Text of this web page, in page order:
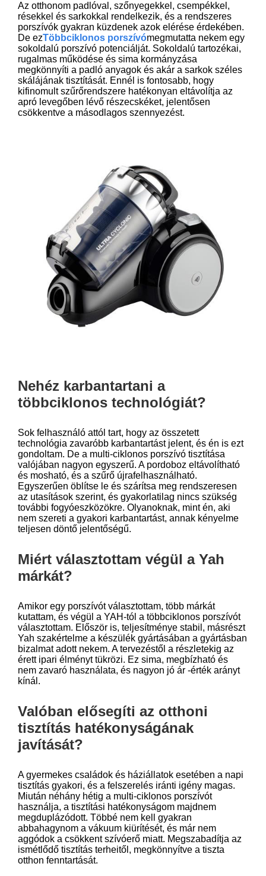
Az otthonom padlóval, szőnyegekkel, csempékkel,
résekkel és sarkokkal rendelkezik, és a rendszeres
porszívók gyakran küzdenek azok elérése érdekében.
De ezTöbbciklonos porszívómegmutatta nekem egy
sokoldalú porszívó potenciálját. Sokoldalú tartozékai,
rugalmas működése és sima kormányzása
megkönnyíti a padló anyagok és akár a sarkok széles
skálájának tisztítását. Ennél is fontosabb, hogy
kifinomult szűrőrendszere hatékonyan eltávolítja az
apró levegőben lévő részecskéket, jelentősen
csökkentve a másodlagos szennyezést.
Nehéz karbantartani a
többciklonos technológiát?
Sok felhasználó attól tart, hogy az összetett
technológia zavaróbb karbantartást jelent, és én is ezt
gondoltam. De a multi-ciklonos porszívó tisztítása
valójában nagyon egyszerű. A pordoboz eltávolítható
és mosható, és a szűrő újrafelhasználható.
Egyszerűen öblítse le és szárítsa meg rendszeresen
az utasítások szerint, és gyakorlatilag nincs szükség
további fogyóeszközökre. Olyanoknak, mint én, aki
nem szereti a gyakori karbantartást, annak kényelme
teljesen döntő jelentőségű.
Miért választottam végül a Yah
márkát?
Amikor egy porszívót választottam, több márkát
kutattam, és végül a YAH-tól a többciklonos porszívót
választottam. Először is, teljesítménye stabil, másrészt
Yah szakértelme a készülék gyártásában a gyártásban
bizalmat adott nekem. A tervezéstől a részletekig az
érett ipari élményt tükrözi. Ez sima, megbízható és
nem zavaró használata, és nagyon jó ár -érték arányt
kínál.
Valóban elősegíti az otthoni
tisztítás hatékonyságának
javítását?
A gyermekes családok és háziállatok esetében a napi
tisztítás gyakori, és a felszerelés iránti igény magas.
Miután néhány hétig a multi-ciklonos porszívót
használja, a tisztítási hatékonyságom majdnem
megduplázódott. Többé nem kell gyakran
abbahagynom a vákuum kiürítését, és már nem
aggódok a csökkent szívóerő miatt. Megszabadítja az
ismétlődő tisztítás terheitől, megkönnyítve a tiszta
otthon fenntartását.